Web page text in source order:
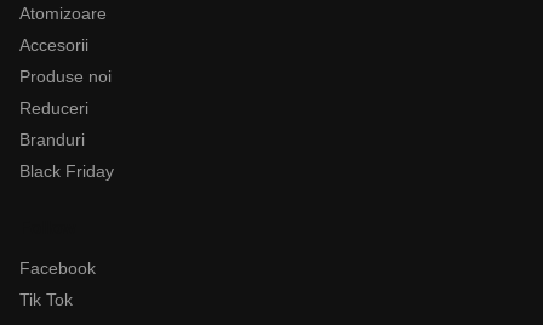
Atomizoare
Accesorii
Produse noi
Reduceri
Branduri
Black Friday
Facebook
Tik Tok